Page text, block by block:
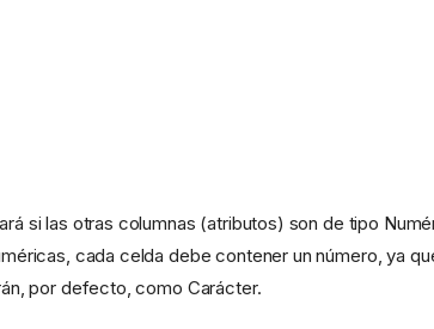
si las otras columnas (atributos) son de tipo
cada celda debe contener un número, ya
por defecto, como Carácter.